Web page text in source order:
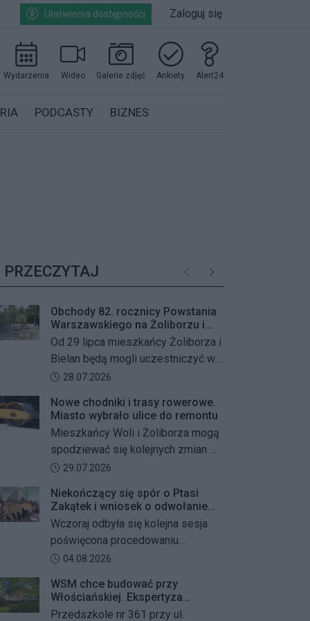
Ułatwienia dostępności Zaloguj się
Wydarzenia Wideo Galerie zdjęć Ankiety Alert24
PODCASTY BIZNES
PRZECZYTAJ PoprzednieNastępne
Obchody 82. rocznicy Powstania
Warszawskiego na Żoliborzu i
Bielanach
Od 29 lipca mieszkańcy Żoliborza i
Bielan będą mogli uczestniczyć w
szeregu kolejnych wydarzeń
Powstania Warszawskiego oraz
żołnierzy Armii Krajowej Obwodu
„Żywiciel”. W programie znalazły
się akcje porządkowania miejsc
pamięci, uroczystości patriotyczne,
spotkania z powstańcami oraz
wspólne oddanie hołdu bohaterom
Data dodania artykułu:
28.07.2026
Nowe chodniki i trasy rowerowe.
Miasto wybrało ulice do remontu
Mieszkańcy Woli i Żoliborza mogą
spodziewać się kolejnych zmian w
miejskiej przestrzeni. Warszawa
dróg dla rowerów na kilku ważnych
ulicach obu dzielnic. Wykonawcy
mają zostać wybrani w przetargu, a
wszystkie prace mają zakończyć
się jeszcze w tym roku.
Data dodania artykułu:
29.07.2026
Niekończący się spór o Ptasi
Zakątek i wniosek o odwołanie
przewodniczącego Rady
Dzielnicy
Wczoraj odbyła się kolejna sesja
poświęcona procedowaniu
obywatelskiego projektu uchwały
zaniechania budowy zespołu
przedszkolno-żłobkowego przy ul.
Data dodania artykułu:
04.08.2026
WSM chce budować przy
Włościańskiej. Ekspertyza
wykazała problemy z gruntem
Przedszkole nr 361 przy ul.